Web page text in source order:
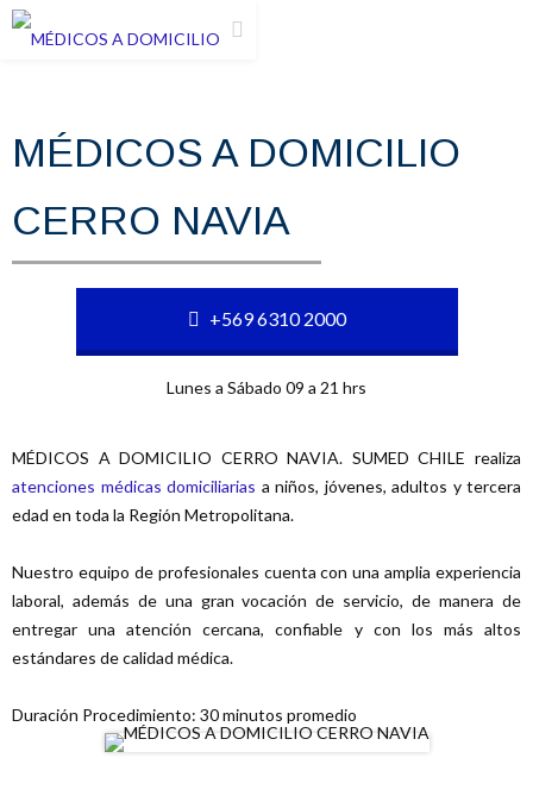
MÉDICOS A DOMICILIO
CERRO NAVIA
+569 6310 2000
Lunes a Sábado 09 a 21 hrs
MÉDICOS A DOMICILIO CERRO NAVIA. SUMED CHILE realiza
atenciones médicas domiciliarias a niños, jóvenes, adultos y tercera
edad en toda la Región Metropolitana.
Nuestro equipo de profesionales cuenta con una amplia experiencia
laboral, además de una gran vocación de servicio, de manera de
entregar una atención cercana, confiable y con los más altos
estándares de calidad médica.
Duración Procedimiento: 30 minutos promedio